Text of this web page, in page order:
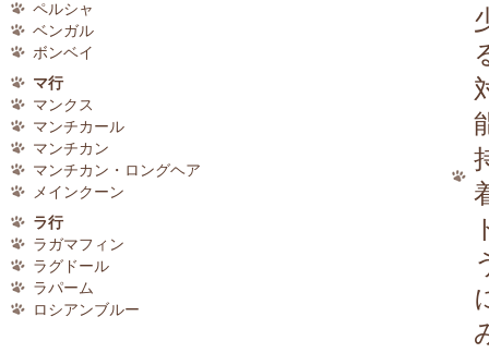
ペルシャ
ベンガル
ボンベイ
マ行
マンクス
マンチカール
マンチカン
マンチカン・ロングヘア
メインクーン
ラ行
ラガマフィン
ラグドール
ラパーム
ロシアンブルー